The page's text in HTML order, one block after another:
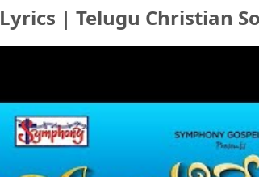
Lyrics | Telugu Christian